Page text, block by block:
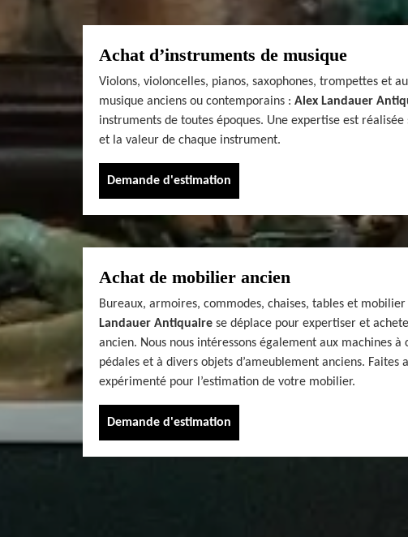
Achat d’instruments de musique
Violons, violoncelles, pianos, saxophones, trompettes et
musique anciens ou contemporains : Alex Landauer
instruments de toutes époques. Une expertise est
et la valeur de chaque instrument.
Demande d'estimation
Achat de mobilier ancien
Bureaux, armoires, commodes, chaises, tables et mobilier
Landauer Antiquaire se déplace pour expertiser et
ancien. Nous nous intéressons également aux machines à
pédales et à divers objets d’ameublement anciens. Faites
expérimenté pour l’estimation de votre mobilier.
Demande d'estimation